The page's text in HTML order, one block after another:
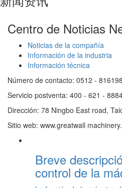
Centro de Noticias
Noticias de la compañía
Información de la industria
Información técnica
Número de contacto: 0512 -
Servicio postventa: 400 - 621 -
Dirección: 78 Ningbo East road,
Sitio web: www.greatwall
Breve
control de la